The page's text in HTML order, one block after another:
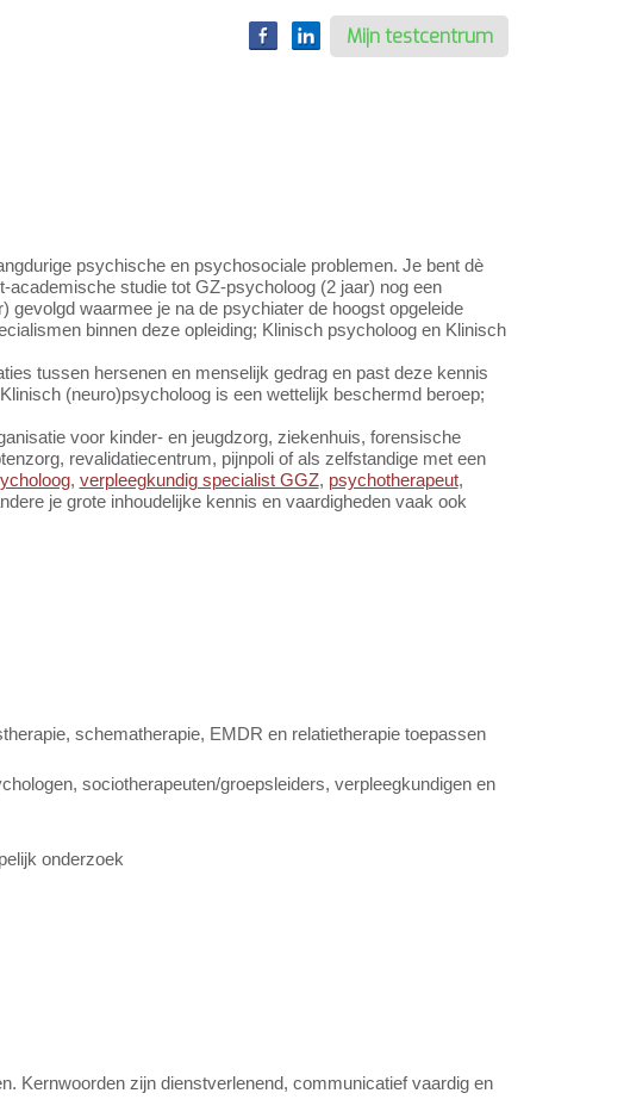
Mijn testcentrum
psychische en psychosociale problemen. Je bent dè
studie tot GZ-psycholoog (2 jaar) nog een
gevolgd waarmee je na de psychiater de hoogst opgeleide
binnen deze opleiding; Klinisch psycholoog en Klinisch
tussen hersenen en menselijk gedrag en past deze kennis
(neuro)psycholoog is een wettelijk beschermd beroep;
voor kinder- en jeugdzorg, ziekenhuis, forensische
revalidatiecentrum, pijnpoli of als zelfstandige met een
, verpleegkundig specialist GGZ, psychotherapeut,
je grote inhoudelijke kennis en vaardigheden vaak ook
schematherapie, EMDR en relatietherapie toepassen
sociotherapeuten/groepsleiders, verpleegkundigen en
onderzoek
Kernwoorden zijn dienstverlenend, communicatief vaardig en